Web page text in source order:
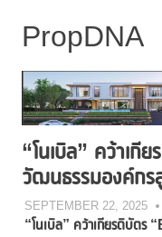
“โนเบิล” คว้าเกี
วัฒนธรรมองค์กร
SEPTEMBER 22, 2025
“โนเบิล” คว้าเกียรติบัตร